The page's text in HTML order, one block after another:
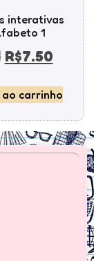
interativas
1
R$7.50
carrinho